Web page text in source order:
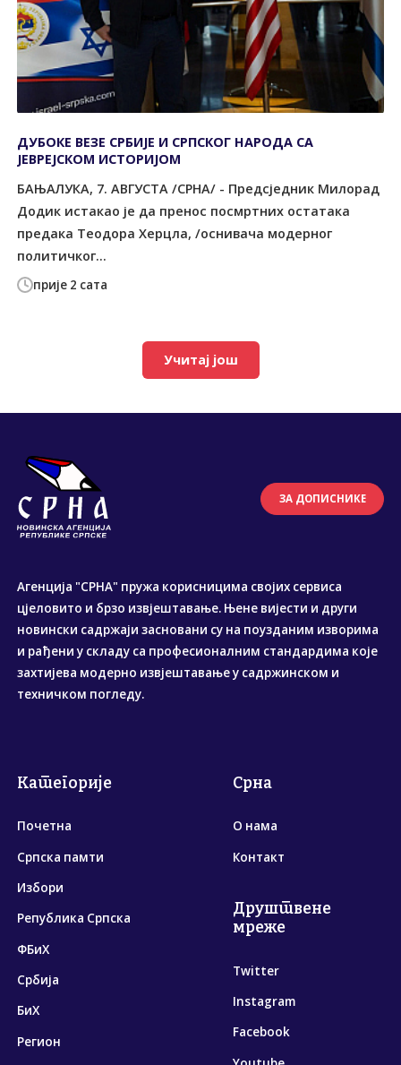
прије 2 сата
ДУБОКЕ ВЕЗЕ СРБИЈЕ И СРПСКОГ НАРОДА СА
ЈЕВРЕЈСКОМ ИСТОРИЈОМ
БАЊАЛУКА, 7. АВГУСТА /СРНА/ - Предсједник Милорад
Додик истакао је да пренос посмртних остатака
предака Теодора Херцла, /оснивача модерног
политичког...
Учитај још
ЗА ДОПИСНИКЕ
Агенција "СРНА" пружа корисницима својих сервиса
цјеловито и брзо извјештавање. Њене вијести и други
новински садржаји засновани су на поузданим изворима
и рађени у складу са професионалним стандардима које
захтијева модерно извјештавање у садржинском и
техничком погледу.
Категорије
Почетна
Српска памти
Избори
Република Српска
ФБиХ
Србија
БиХ
Регион
Срна
О нама
Контакт
Друштвене
мреже
Twitter
Instagram
Facebook